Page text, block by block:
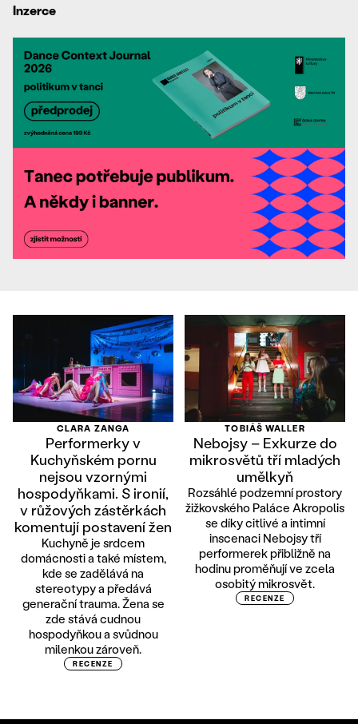
Inzerce
CLARA ZANGA
Performerky v
Kuchyňském pornu
nejsou vzornými
hospodyňkami. S ironií,
v růžových zástěrkách
komentují postavení žen
Kuchyně je srdcem
domácnosti a také místem,
kde se zadělává na
stereotypy a předává
generační trauma. Žena se
zde stává cudnou
hospodyňkou a svůdnou
milenkou zároveň.
RECENZE
TOBIÁŠ WALLER
Nebojsy – Exkurze do
mikrosvětů tří mladých
umělkyň
Rozsáhlé podzemní prostory
žižkovského Paláce Akropolis
se díky citlivé a intimní
inscenaci Nebojsy tří
performerek přibližně na
hodinu proměňují ve zcela
osobitý mikrosvět.
RECENZE